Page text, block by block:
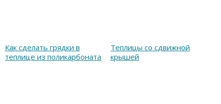
Как сделать грядки в
теплице из поликарбоната
Теплицы со сдвижной
крышей